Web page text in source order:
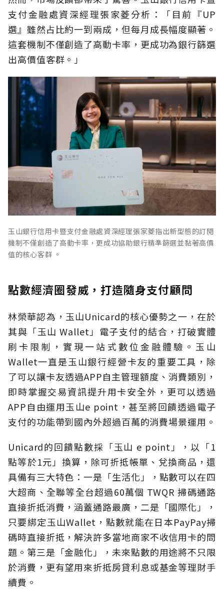
支付金融處資深經理張家菱分析：「目前『UP
選』雖然占比約一到兩成，但每月成長幅度顯著。
這套機制不僅創造了高動卡率，更成功為銀行篩選
出高價值客群。」
玉山銀行信用卡暨支付金融處資深經理張家菱指出新型態的訂閱
機制不僅創造了高動卡率，更成功協助銀行精準篩選並黏著高價
值的核心客群 。
點數經濟圈發威，打造隨身支付顧問
林榮華認為，玉山Unicard的核心優勢之一，在於
其與「玉山 Wallet」電子支付的結合，打破實體
刷卡限制，實現一站式數位金融體驗。玉山
Wallet一直是玉山銀行經營卡友的重要工具，除
了可以讓卡友透過APP自主管理額度、消費類別，
即時掌握交易資訊提升用卡安全外，更可以透過
APP自由運用玉山e point，甚至將回饋透過電子
支付的功能帶到國內外超過百萬的消費場景運用。
Unicard的回饋點數採「玉山 e point」，以「1
點等於1元」換算，除可折抵帳單、兌換商品，還
具備有三大特色：一是「生活化」，點數可以在四
大超商、全聯等全台超過60萬個 TWQR 掃碼通路
直接折抵消費，涵蓋通路最廣，二是「國際化」，
只要綁定玉山Wallet，點數就能在日本PayPay掃
碼時直接折抵，解決許多當地商家不收信用卡的問
題。第三是「金融化」，未來點數的用途將不只限
於消費，更有望用來折抵房貸利息或基金等理財手
續費。